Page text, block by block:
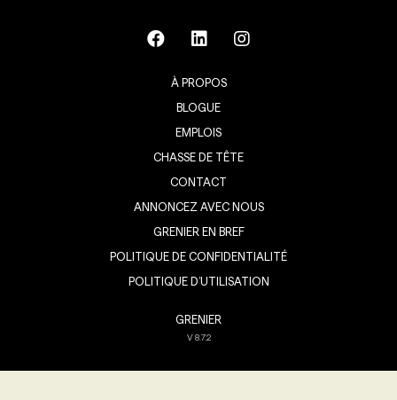
À PROPOS
BLOGUE
EMPLOIS
CHASSE DE TÊTE
CONTACT
ANNONCEZ AVEC NOUS
GRENIER EN BREF
POLITIQUE DE CONFIDENTIALITÉ
POLITIQUE D’UTILISATION
GRENIER
V8.7.2